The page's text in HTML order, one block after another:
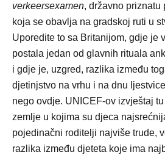
verkeersexamen, državno priznatu
koja se obavlja na gradskoj ruti u
Uporedite to sa Britanijom, gdje je
postala jedan od glavnih rituala
i gdje je, uzgred, razlika između
djetinjstvo na vrhu i na dnu
nego ovdje. UNICEF-ov izvještaj
zemlje u kojima su djeca
pojedinačni roditelji najviše trude,
razlika između djeteta koje ima